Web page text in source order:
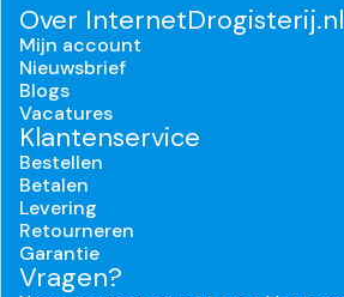
Over InternetDrogisterij.nl
Mijn account
Nieuwsbrief
Blogs
Vacatures
Klantenservice
Bestellen
Betalen
Levering
Retourneren
Garantie
Vragen?